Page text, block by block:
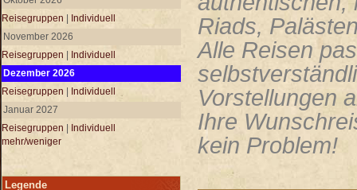
Reisegruppen
Individuell
November 2026
Reisegruppen
Individuell
Dezember 2026
Reisegruppen
Individuell
Januar 2027
Reisegruppen
Individuell
mehr/weniger
Legende
Riads,
Alle Reisen
Vorstellungen
Ihre
kein Problem!